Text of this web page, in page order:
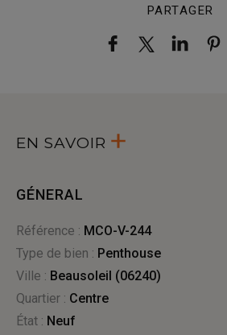
PARTAGER
EN SAVOIR
GÉNERAL
Référence :
MCO-V-244
Type de bien :
penthouse
Ville :
Beausoleil (06240)
Quartier :
Centre
État :
Neuf